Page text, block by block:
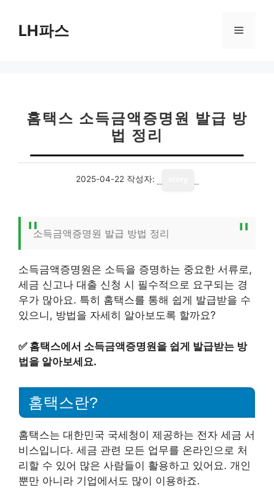
LH파스 메
홈택스 소득금액증명원 발급 방
법 정리
2025-04-22 작성자:
소득금액증명원 발급 방법 정리
소득금액증명원은 소득을 증명하는 중요한 서류로,
세금 신고나 대출 신청 시 필수적으로 요구되는 경
우가 많아요. 특히 홈택스를 통해 쉽게 발급받을 수
있으니, 방법을 자세히 알아보도록 할까요?
✅ 홈택스에서 소득금액증명원을 쉽게 발급받는 방
법을 알아보세요.
홈택스란?
홈택스는 대한민국 국세청이 제공하는 전자 세금 서
비스입니다. 세금 관련 모든 업무를 온라인으로 처
리할 수 있어 많은 사람들이 활용하고 있어요. 개인
뿐만 아니라 기업에서도 많이 이용하죠.